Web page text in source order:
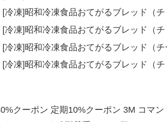
[冷凍]昭和冷凍食品おてがるブレッド（
[冷凍]昭和冷凍食品おてがるブレッド（チ
[冷凍]昭和冷凍食品おてがるブレッド（チ
[冷凍]昭和冷凍食品おてがるブレッド（
クーポン 定期10%クーポン 3M コマ